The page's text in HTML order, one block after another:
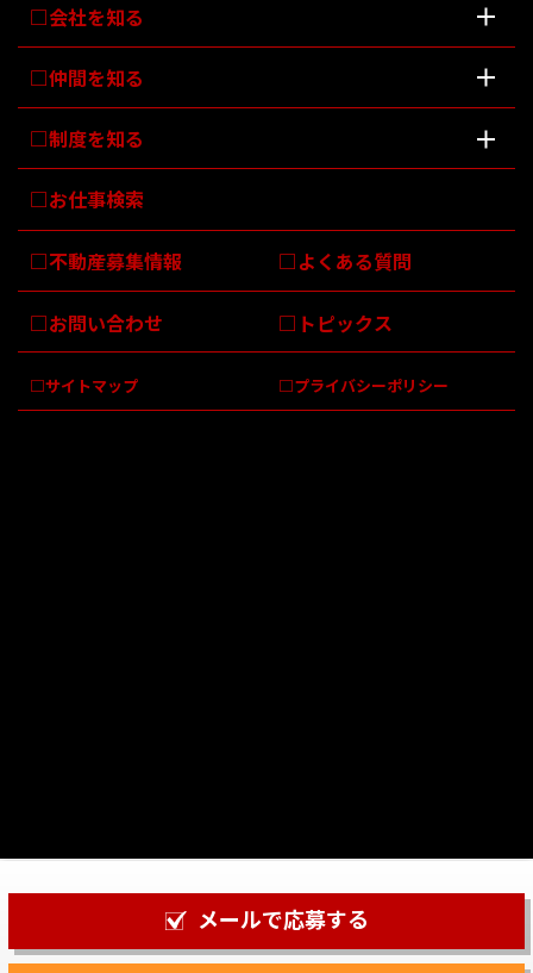
メールで応募する
会社を知る
仲間を知る
制度を知る
お仕事検索
不動産募集情報 よくある質問
お問い合わせ トピックス
サイトマップ プライバシーポリシー